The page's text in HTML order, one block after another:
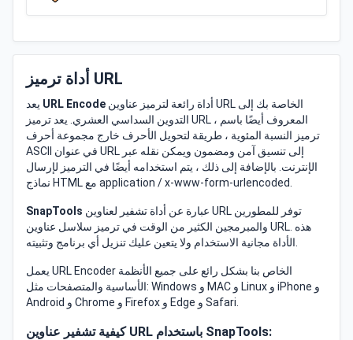
أداة ترميز URL
URL Encode
التدوين السداسي العشري. يعد ترميز URL ، المعروف أيضًا باسم
ترميز النسبة المئوية ، طريقة لتحويل الأحرف خارج مجموعة أحرف
ASCII في عنوان URL إلى تنسيق آمن ومضمون ويمكن نقله عبر
الإنترنت. بالإضافة إلى ذلك ، يتم استخدامه أيضًا في الترميز لإرسال
نماذج HTML مع application / x-www-form-urlencoded.
SnapTools
والمبرمجين الكثير من الوقت في ترميز سلاسل عناوين URL. هذه
يعمل URL Encoder الخاص بنا بشكل رائع على جميع الأنظمة
الأساسية والمتصفحات مثل: Windows و MAC و Linux و iPhone و
Android و Chrome و Firefox و Edge و Safari.
كيفية تشفير عناوين URL باستخدام SnapTools: